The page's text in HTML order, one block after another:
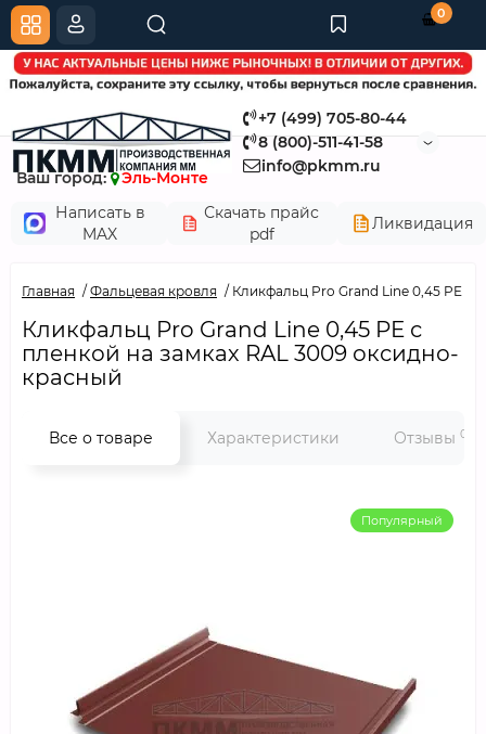
+7 (499) 705-80-44
8 (800)-511-41-58
info@pkmm.ru
Ваш город:
Эль-Монте
Написать в
MAX
Скачать прайс
pdf
Ликвидация
0
Главная Фальцевая кровля Кликфальц Pro Grand Line 0,45 PE с
Кликфальц Pro Grand Line 0,45 PE с
пленкой на замках RAL 3009 оксидно-
красный
Все о товаре Характеристики Отзывы 0
Популярный